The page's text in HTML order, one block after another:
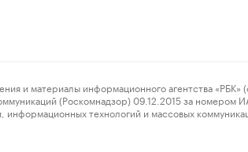
информационного агентства «РБК»
(Роскомнадзор) 09.12.2015 за
технологий и массовых